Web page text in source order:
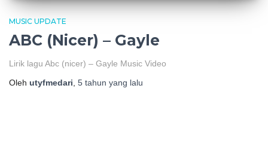
MUSIC UPDATE
ABC (Nicer) – Gayle
Lirik lagu Abc (nicer) – Gayle Music Video
Oleh utyfmedari, 5 tahun yang lalu